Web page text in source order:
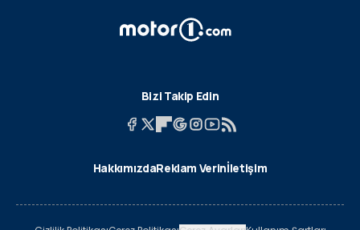
Bizi Takip Edin
HakkımızdaReklam Verinİletişim